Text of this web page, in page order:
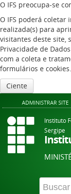
O IFS preocupa-se
O IFS poderá coletar
realizada(s) para
visitantes deste site,
Privacidade de
com a coleta e
formulários e cookies.
Ciente
ADMINISTRAR SITE
Instituto
Sergipe